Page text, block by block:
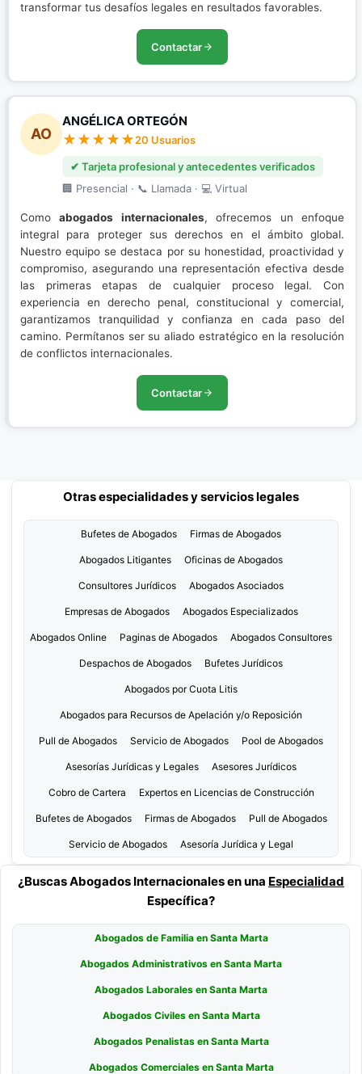
transformar tus desafíos legales en resultados favorables.
Contactar
AO
ANGÉLICA ORTEGÓN
20 Usuarios
✔ Tarjeta profesional y antecedentes verificados
🏢 Presencial · 📞 Llamada · 💻 Virtual
Comoabogados internacionales, ofrecemos un enfoque
integral para proteger sus derechos en el ámbito global.
Nuestro equipo se destaca por su honestidad, proactividad y
compromiso, asegurando una representación efectiva desde
las primeras etapas de cualquier proceso legal. Con
experiencia en derecho penal, constitucional y comercial,
garantizamos tranquilidad y confianza en cada paso del
camino. Permítanos ser su aliado estratégico en la resolución
de conflictos internacionales.
Contactar
Otras especialidades y servicios legales
Bufetes de Abogados Firmas de Abogados
Abogados Litigantes Oficinas de Abogados
Consultores Jurídicos Abogados Asociados
Empresas de Abogados Abogados Especializados
Abogados Online Paginas de Abogados Abogados Consultores
Despachos de Abogados Bufetes Jurídicos
Abogados por Cuota Litis
Abogados para Recursos de Apelación y/o Reposición
Pull de Abogados Servicio de Abogados Pool de Abogados
Asesorías Jurídicas y Legales Asesores Jurídicos
Cobro de Cartera Expertos en Licencias de Construcción
Bufetes de Abogados Firmas de Abogados Pull de Abogados
Servicio de Abogados Asesoría Jurídica y Legal
¿Buscas Abogados Internacionales en una Especialidad
Específica?
Abogados de Familia en Santa Marta
Abogados Administrativos en Santa Marta
Abogados Laborales en Santa Marta
Abogados Civiles en Santa Marta
Abogados Penalistas en Santa Marta
Abogados Comerciales en Santa Marta